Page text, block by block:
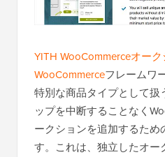
YITH WooCommerceオー
WooCommerceフレームワ
特別な商品タイプとして扱
ップを中断することなく
ークションを追加するた
す。これは、独立したオー